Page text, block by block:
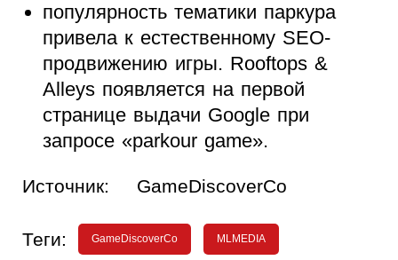
популярность тематики паркура
привела к естественному SEO-
продвижению игры. Rooftops &
Alleys появляется на первой
странице выдачи Google при
запросе «parkour game».
Источник: GameDiscoverCo
Теги: GameDiscoverCo MLMEDIA